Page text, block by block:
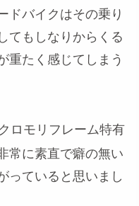
ドバイクはその乗り
てもしなりからくる
重たく感じてしまう
ロモリフレーム特有
常に素直で癖の無い
っていると思いまし